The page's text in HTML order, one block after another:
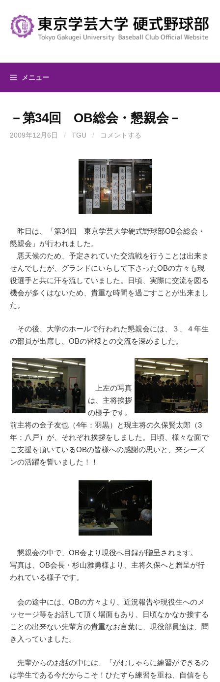
キ
メニュー
－第34回 OB総会・懇親会－
2009年12月6日 / TGU / コメントする
昨日は、「第34回 東京学芸大学硬式野球部OB会総会・
懇親会」が行われました。
悪天候のため、予定されていた交流戦を行うことは出来ま
せんでしたが、グランドにいらして下さったOBの方々も現
役選手と共に汗を流していました。日頃、実際に交流を図る
機会が多くはないため、貴重な時間を過ごすことが出来まし
た。
その後、大学のホールで行われた懇親会には、３、４年生
の部員が出席し、OBの皆様との交流を深めました。
上左の写真
は、主将挨拶
の様子です。
前主将の金子友也（4年：羽黒）と現主将の久保賢太郎（3
年：八戸）が、それぞれ挨拶をしました。日頃、様々な面で
ご支援を頂いているOBの皆様への感謝の思いと、来シーズ
ンの活躍を誓いました！！
懇親会の中で、OB会より現役へ目録が贈呈されます。
写真は、OB会長・杉山雅勇様より、主将久保へと贈呈が行
われている様子です。
会の途中には、OBの方々より、近況報告や現役生へのメ
ッセージ等をお話して頂く場面もあり、日頃なかなか接する
ことの出来ない先輩方の貴重なお言葉に、現役部員達は、聞
き入っていました。
先輩からのお話の中には、「がむしゃらに練習ができるの
は学生である今だからこそ！ひたすら練習を重ね、自信をも